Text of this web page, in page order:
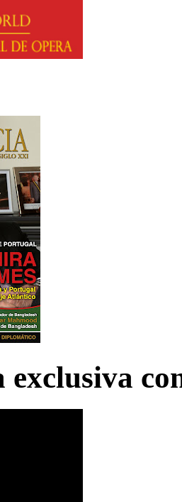
exclusiva